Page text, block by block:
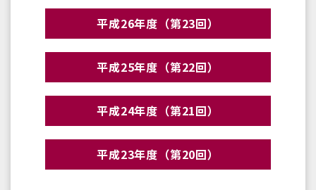
平成26年度（第23回）
平成25年度（第22回）
平成24年度（第21回）
平成23年度（第20回）